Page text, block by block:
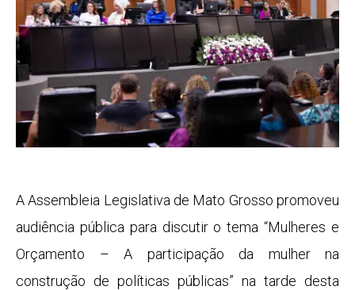
A Assembleia Legislativa de Mato Grosso promoveu
audiência pública para discutir o tema “Mulheres e
Orçamento – A participação da mulher na
construção de políticas públicas” na tarde desta